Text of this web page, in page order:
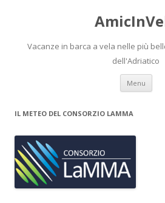
Vacanze in barca a vela nelle più
dell'Adriatico
Menu
IL METEO DEL CONSORZIO LAMMA